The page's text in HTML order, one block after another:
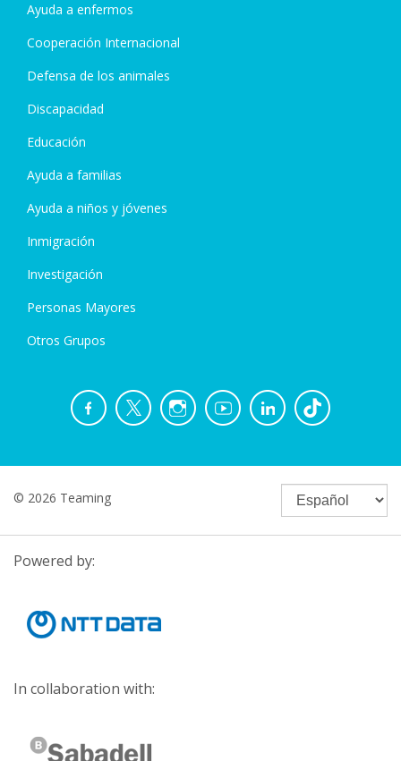
Ayuda a enfermos
Cooperación Internacional
Defensa de los animales
Discapacidad
Educación
Ayuda a familias
Ayuda a niños y jóvenes
Inmigración
Investigación
Personas Mayores
Otros Grupos
© 2026 Teaming
Powered by:
In collaboration with: